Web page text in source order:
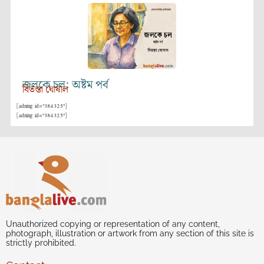
জলকে চল: অষ্টম পর্ব
বিতস্তা ঘোষাল
[adning id="384325"]
[adning id="384325"]
Unauthorized copying or representation of any content,
photograph, illustration or artwork from any section of this site is
strictly prohibited.